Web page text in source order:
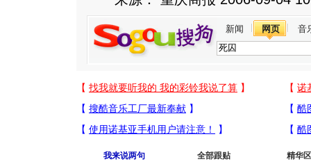
新闻 网页 音
我来说两句 全部跟贴 精华区